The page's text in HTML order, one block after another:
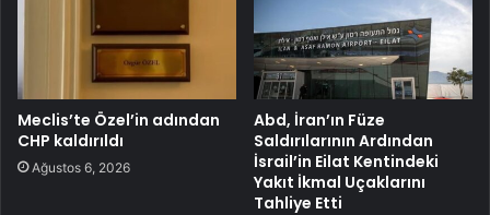
Meclis’te Özel’in adından
CHP kaldırıldı
Ağustos 6, 2026
Abd, İran’ın Füze
Saldırılarının Ardından
İsrail’in Eilat Kentindeki
Yakıt İkmal Uçaklarını
Tahliye Etti